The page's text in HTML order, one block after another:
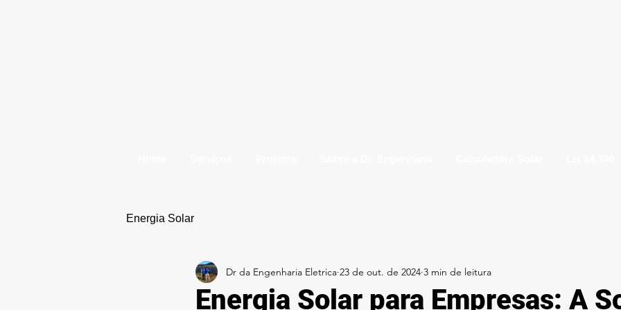
Energia Solar
Energia Solar para Empresas: A
Dr da Engenharia Eletrica 23 de out. de 2024 3 min de leitura